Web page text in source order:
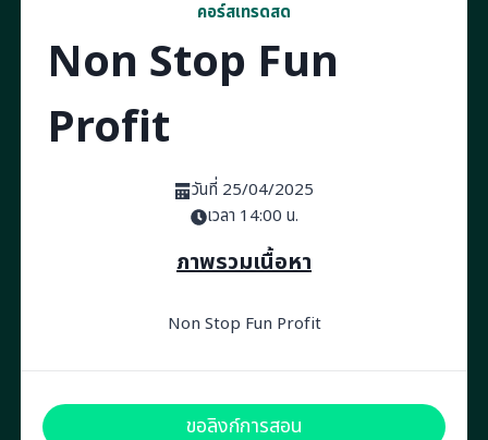
คอร์สเทรดสด
Non Stop Fun
Profit
วันที่ 25/04/2025
เวลา 14:00 น.
ภาพรวมเนื้อหา
Non Stop Fun Profit
ขอลิงก์การสอน